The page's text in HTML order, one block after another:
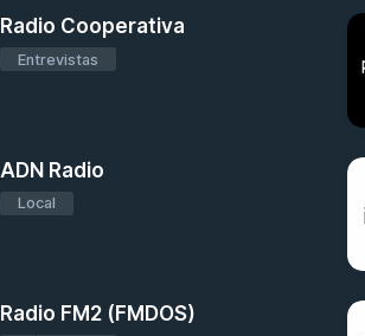
Radio Cooperativa
Entrevistas
ADN Radio
Local
Radio FM2 (FMDOS)